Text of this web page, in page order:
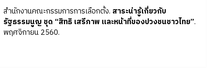
สำนักงานคณะกรรมการการเลือกตั้ง. สาระน่ารู้เกี่ยวกับ
รัฐธรรมนูญ ชุด “สิทธิ เสรีภาพ และหน้าที่ของปวงชนชาวไทย”.
พฤศจิกายน 2560.